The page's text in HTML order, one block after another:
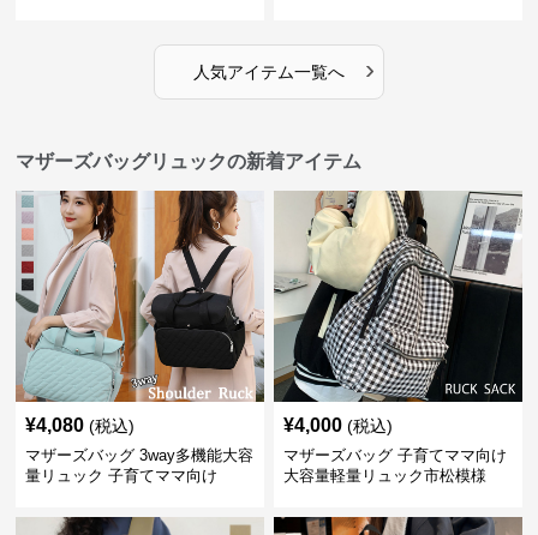
人気アイテム一覧へ ›
マザーズバッグリュックの新着アイテム
¥4,080 (税込)
マザーズバッグ 3way多機能大容
量リュック 子育てママ向け
¥4,000 (税込)
マザーズバッグ 子育てママ向け
大容量軽量リュック市松模様